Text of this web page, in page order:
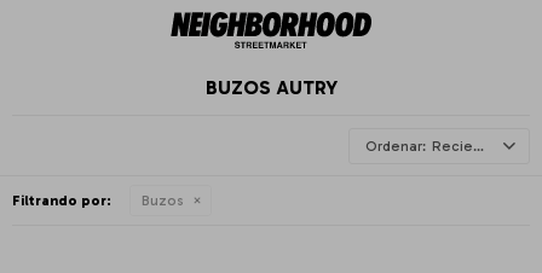
BUZOS AUTRY
Recientes
Filtrando por: Buzos